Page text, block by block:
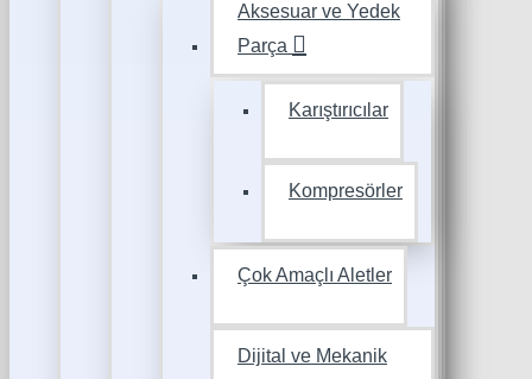
Aksesuar ve Yedek
Parça
Karıştırıcılar
Kompresörler
Çok Amaçlı Aletler
Dijital ve Mekanik